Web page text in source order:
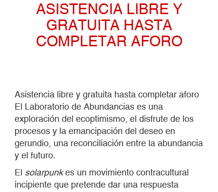
ASISTENCIA LIBRE Y
GRATUITA HASTA
COMPLETAR AFORO
Asistencia libre y gratuita hasta completar aforo
El Laboratorio de Abundancias es una
exploración del ecoptimismo, el disfrute de los
procesos y la emancipación del deseo en
gerundio, una reconciliación entre la abundancia
y el futuro.
El solarpunkes un movimiento contracultural
incipiente que pretende dar una respuesta